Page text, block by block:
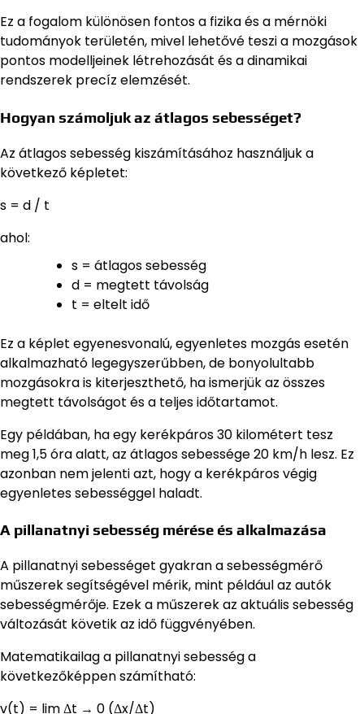
Ez a fogalom különösen fontos a fizika és a mérnöki
tudományok területén, mivel lehetővé teszi a mozgások
pontos modelljeinek létrehozását és a dinamikai
rendszerek precíz elemzését.
Hogyan számoljuk az átlagos sebességet?
Az átlagos sebesség kiszámításához használjuk a
következő képletet:
s = d / t
ahol:
s = átlagos sebesség
d = megtett távolság
t = eltelt idő
Ez a képlet egyenesvonalú, egyenletes mozgás esetén
alkalmazható legegyszerűbben, de bonyolultabb
mozgásokra is kiterjeszthető, ha ismerjük az összes
megtett távolságot és a teljes időtartamot.
Egy példában, ha egy kerékpáros 30 kilométert tesz
meg 1,5 óra alatt, az átlagos sebessége 20 km/h lesz. Ez
azonban nem jelenti azt, hogy a kerékpáros végig
egyenletes sebességgel haladt.
A pillanatnyi sebesség mérése és alkalmazása
A pillanatnyi sebességet gyakran a sebességmérő
műszerek segítségével mérik, mint például az autók
sebességmérője. Ezek a műszerek az aktuális sebesség
változását követik az idő függvényében.
Matematikailag a pillanatnyi sebesség a
következőképpen számítható:
v(t) = lim Δt → 0 (Δx/Δt)